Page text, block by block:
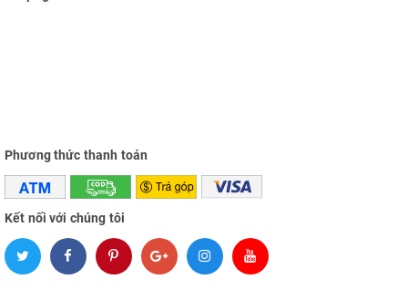
Phương thức thanh toán
Kết nối với chúng tôi